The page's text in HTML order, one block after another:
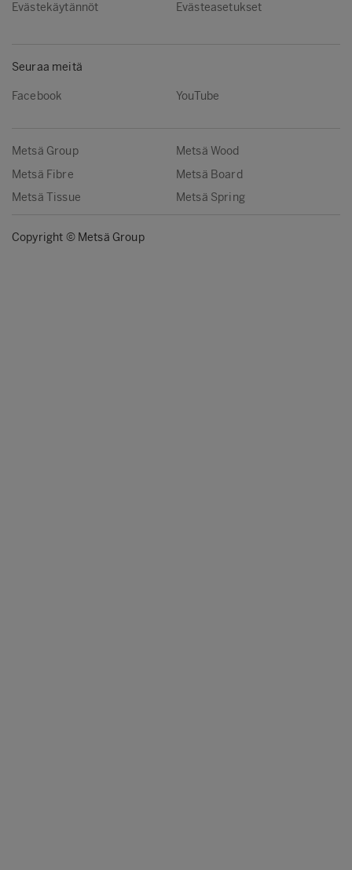
Evästekäytännöt
Evästeasetukset
Seuraa meitä
Facebook YouTube
Metsä Group
Metsä Wood
Metsä Fibre
Metsä Board
Metsä Tissue
Metsä Spring
Copyright © Metsä Group